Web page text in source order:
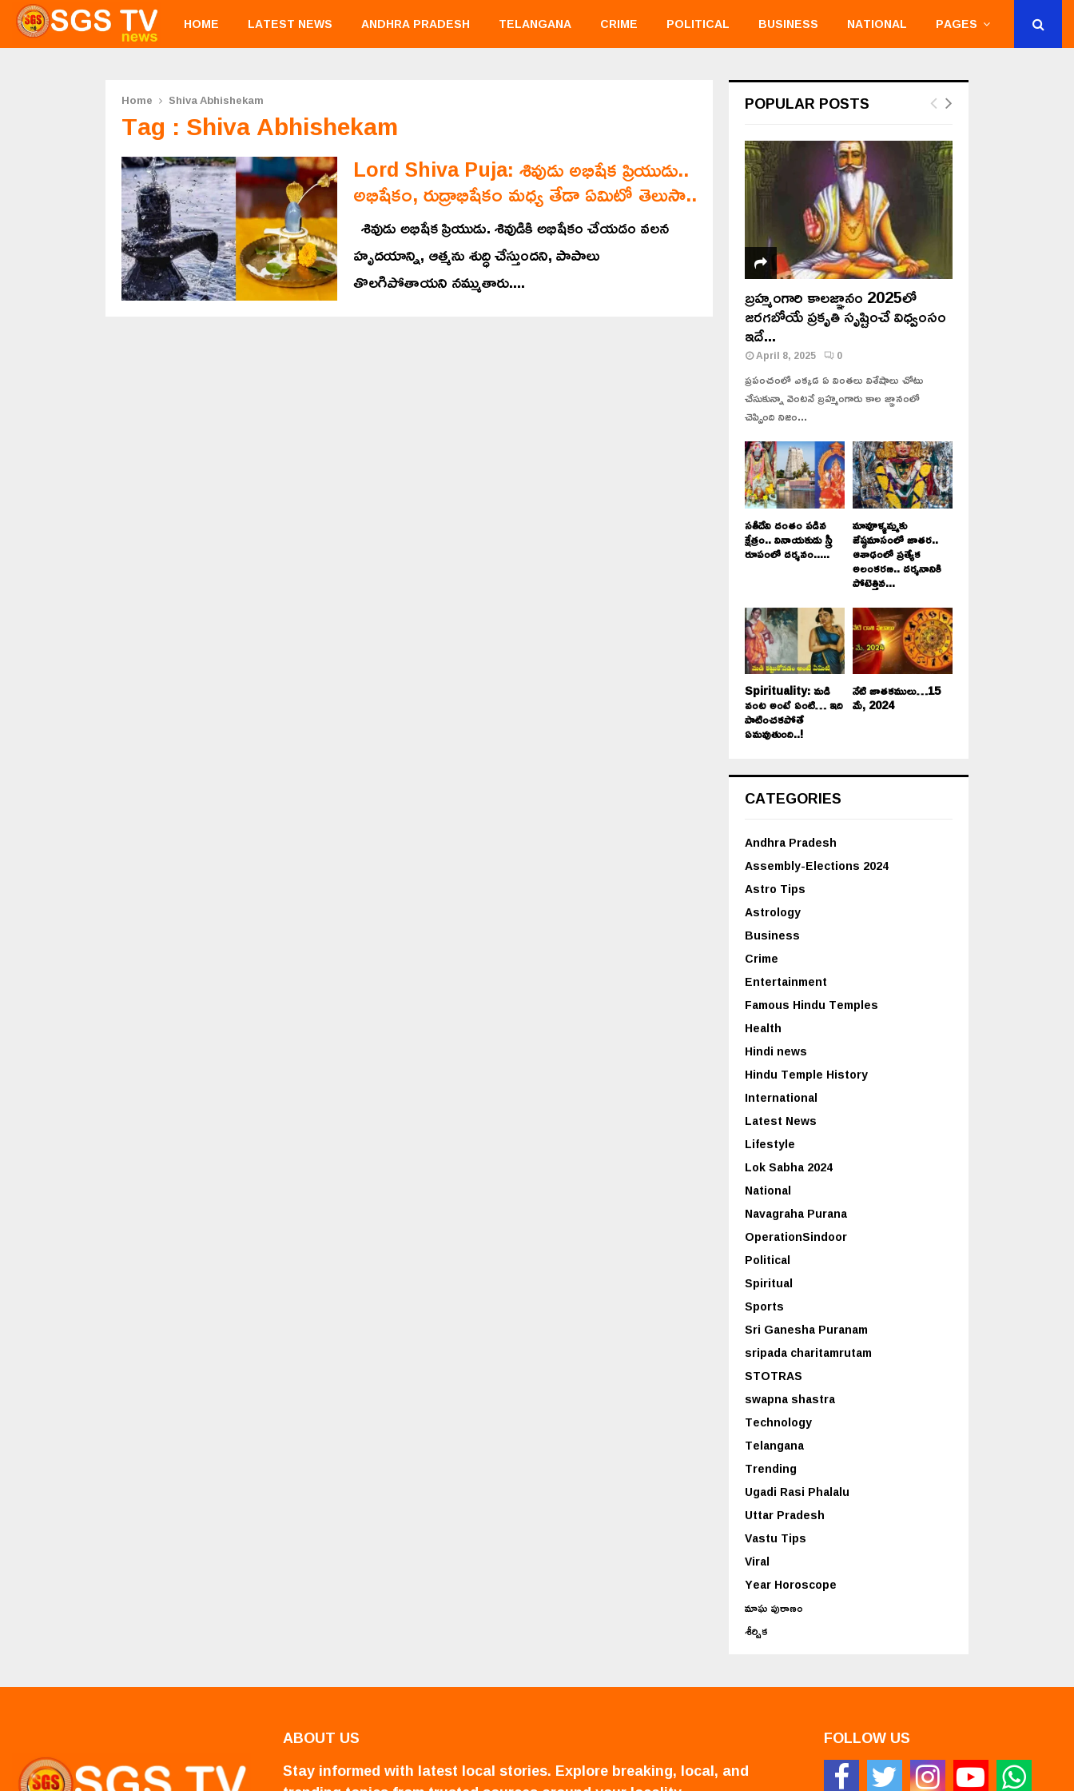
HOME LATEST NEWS ANDHRA PRADESH TELANGANA CRIME POLITICAL BUSINESS NATIONAL PAGES
Home Shiva Abhishekam
Tag : Shiva Abhishekam
Lord Shiva Puja: శివుడు అభిషేక ప్రియుడు..
అభిషేకం, రుద్రాభిషేకం మధ్య తేడా ఏమిటో తెలుసా..
శివుడు అభిషేక ప్రియుడు. శివుడికి అభిషేకం చేయడం వలన
హృదయాన్ని, ఆత్మను శుద్ధి చేస్తుందని, పాపాలు
తొలగిపోతాయని నమ్ముతారు....
POPULAR POSTS
బ్రహ్మంగారి కాలజ్ఞానం 2025లో
జరగబోయే ప్రకృతి సృష్టించే విధ్వంసం
ఇదే...
April 8, 2025 0
ప్రపంచంలో ఎక్కడ ఏ వింతలు విశేషాలు చోటు
చేసుకున్నా వెంటనే బ్రహ్మంగారు కాల జ్ఞానంలో
చెప్పింది నిజం...
సతీదేవి దంతం పడిన
క్షేత్రం.. వినాయకుడు స్త్రీ
రూపంలో దర్శనం.....
మావూళ్ళమ్మకు
జేష్ఠమాసంలో జాతర..
ఆశాఢంలో ప్రత్యేక
అలంకరణ.. దర్శనానికి
పోటెత్తిన...
Spirituality: మడి
వంట అంటే ఏంటి… ఇది
పాటించకపోతే
ఏమవుతుంది..!
నేటి జాతకములు…15
మే, 2024
CATEGORIES
Andhra Pradesh
Assembly-Elections 2024
Astro Tips
Astrology
Business
Crime
Entertainment
Famous Hindu Temples
Health
Hindi news
Hindu Temple History
International
Latest News
Lifestyle
Lok Sabha 2024
National
Navagraha Purana
OperationSindoor
Political
Spiritual
Sports
Sri Ganesha Puranam
sripada charitamrutam
STOTRAS
swapna shastra
Technology
Telangana
Trending
Ugadi Rasi Phalalu
Uttar Pradesh
Vastu Tips
Viral
Year Horoscope
మాఘ పురాణం
శీర్షిక
ABOUT US
Stay informed with latest local stories. Explore breaking, local, and
FOLLOW US